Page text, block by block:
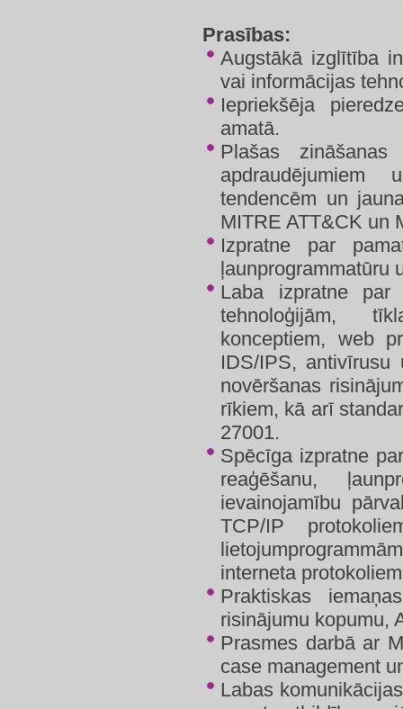
Prasības:
Augstākā izglītība
vai informācijas
Iepriekšēja
amatā.
Plašas zināšanas
tendencēm un
MITRE ATT&CK un
Izpratne par
ļaunprogrammatūru
Laba izpratne par
tehnoloģijām,
konceptiem, web
IDS/IPS, antivīrusu
novēršanas
rīkiem, kā arī
27001.
Spēcīga izpratne
reaģēšanu,
ievainojamību
TCP/IP
interneta
Praktiskas
risinājumu kopumu,
Prasmes darbā ar
case management
Labas